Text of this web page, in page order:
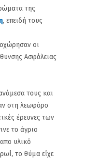
της
, επειδή τους
οι
Ασφάλειας
τους και
στη λεωφόρο
έρευνες των
το άγριο
υλικό
το θύμα είχε